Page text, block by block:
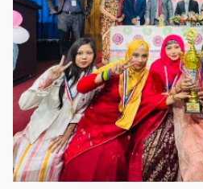
গৌরবের
গৌরবের